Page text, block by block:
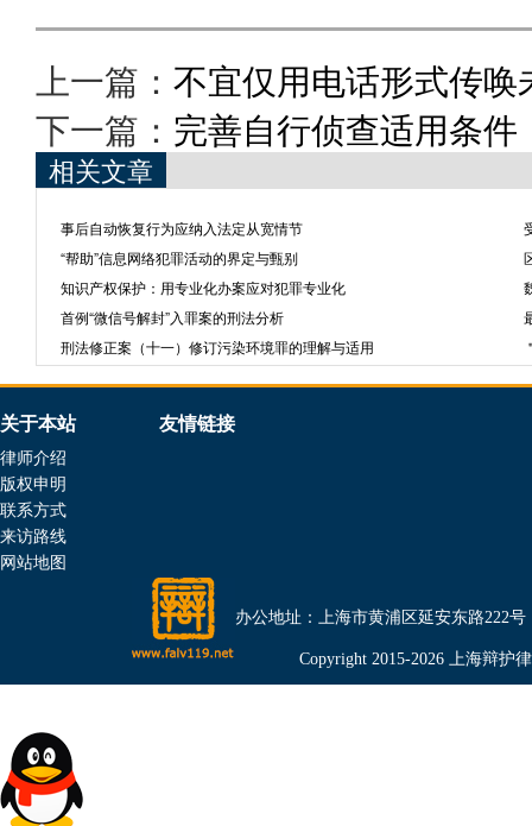
上一篇： 不宜仅用电话形式传
下一篇： 完善自行侦查适用条件
相关文章
事后自动恢复行为应纳入法定从宽情节
“帮助”信息网络犯罪活动的界定与甄别
知识产权保护：用专业化办案应对犯罪专业化
首例“微信号解封”入罪案的刑法分析
刑法修正案（十一）修订污染环境罪的理解与适用
关于本站
律师介绍
版权申明
联系方式
来访路线
网站地图
友情链接
办公地址：上海市黄浦区延安东路222号
Copyright 2015-2026 上海辩护